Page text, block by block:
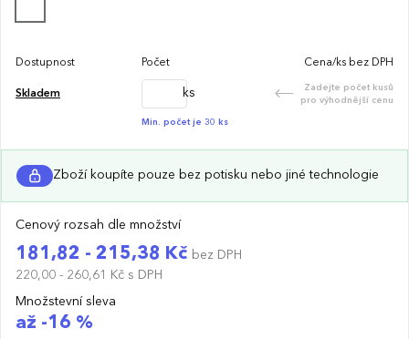
Dostupnost Počet Cena/ks bez DPH
Skladem ks
Zadejte počet kusů
pro výhodnější cenu
Min. počet je 30 ks
Zboží koupíte pouze bez potisku nebo jiné technologie
Cenový rozsah dle množství
181,82 - 215,38 Kč bez DPH
220,00 - 260,61 Kč s DPH
Množstevní sleva
až -16 %